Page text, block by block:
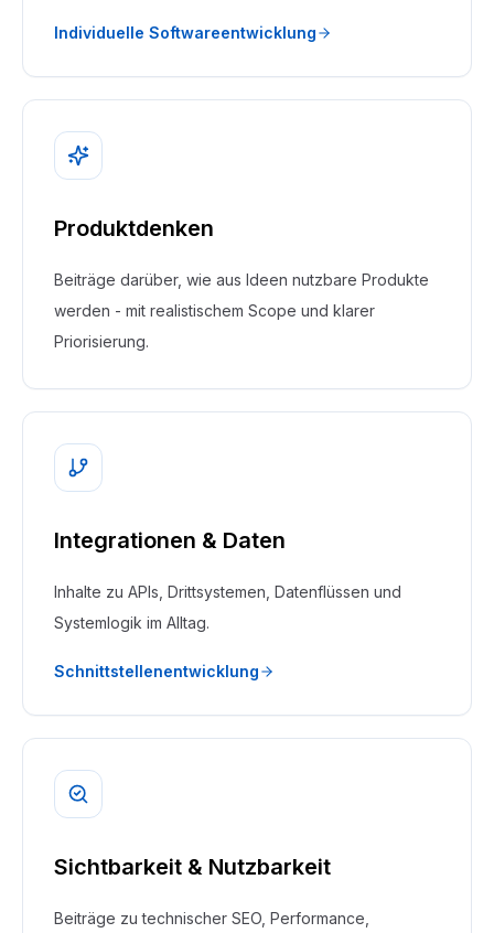
Individuelle Softwareentwicklung
Produktdenken
Beiträge darüber, wie aus Ideen nutzbare Produkte
werden - mit realistischem Scope und klarer
Priorisierung.
Integrationen & Daten
Inhalte zu APIs, Drittsystemen, Datenflüssen und
Systemlogik im Alltag.
Schnittstellenentwicklung
Sichtbarkeit & Nutzbarkeit
Beiträge zu technischer SEO, Performance,